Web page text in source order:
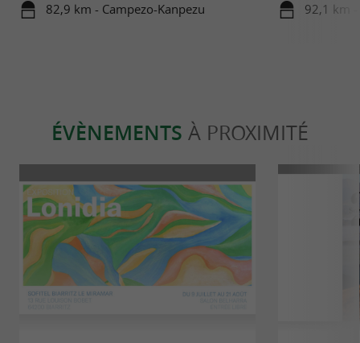
82,9 km - Campezo-Kanpezu 92,1 km
ÉVÈNEMENTS À PROXIMITÉ